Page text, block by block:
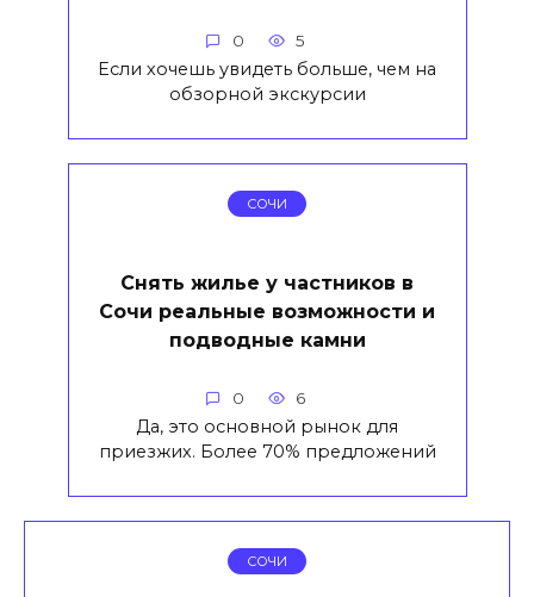
0 5
Если хочешь увидеть больше, чем на
обзорной экскурсии
СОЧИ
Снять жилье у частников в
Сочи реальные возможности и
подводные камни
0 6
Да, это основной рынок для
приезжих. Более 70% предложений
СОЧИ